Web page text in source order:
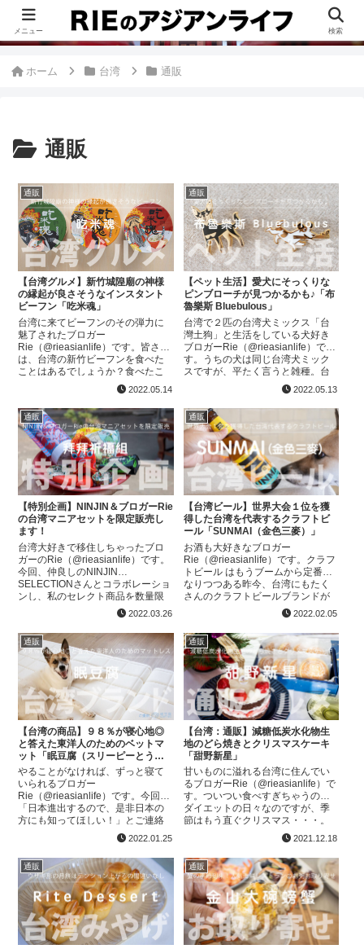
このブログは、台湾が好きすぎて移住したRieがグルメ、観光、生活・ビジネ
ス情報、アジア旅経験などをまとめた台湾ブログです。
ホーム 台湾 通販
通販
通販
【台湾グルメ】新竹城隍廟の神様
の縁起が良さそうなインスタント
ビーフン「吃米魂」
台湾に来てビーフンのその弾力に
魅了されたブロガー
Rie（@rieasianlife）です。皆さん
は、台湾の新竹ビーフンを食べた
ことはあるでしょうか？食べたこ
とない方、日本のビーフンしか食
べたことない方、ぜひ食べてくだ
さい！！！！冗談抜きで、...
2022.05.14
通販
【ペット生活】愛犬にそっくりな
ピンブローチが見つかるかも♪「布
魯樂斯 Bluebulous」
台湾で２匹の台湾犬ミックス「台
灣土狗」と生活をしている犬好き
ブロガーRie（@rieasianlife）で
す。うちの犬は同じ台湾犬ミック
スですが、平たく言うと雑種。台
湾犬の特徴をより濃く受け継いで
いるのではないかと思っているハ
ルちゃんに、多...
2022.05.13
通販
【特別企画】NINJIN＆ブロガーRie
の台湾マニアセットを限定販売し
ます！
台湾大好きで移住しちゃったブロ
ガーのRie（@rieasianlife）です。
今回、仲良しのNINJIN
SELECTIONさんとコラボレーショ
ンし、私のセレクト商品を数量限
定で販売することになりました！
さすがRieさん、選んだ商品がニッ
チ...
2022.03.26
通販
【台湾ビール】世界大会１位を獲
得した台湾を代表するクラフトビ
ール「SUNMAI（金色三麥）」
お酒も大好きなブロガー
Rie（@rieasianlife）です。クラフ
トビール はもうブームから定番に
なりつつある昨今、台湾にもたく
さんのクラフトビールブランドが
あるのをご存知でしょうか？今回
は、台湾のクラフトビールブラン
ドの中でも人気が高...
2022.02.05
通販
【台湾の商品】９８％が寝心地◎
と答えた東洋人のためのベットマ
ット「眠豆腐（スリーピーとう
ふ）」
やることがなければ、ずっと寝て
いられるブロガー
Rie（@rieasianlife）です。今回は
「日本進出するので、是非日本の
方にも知ってほしい！」とご連絡
いただき、体験させてもらった
Made in TAIWAN ブランドのご紹
介！台湾人Yo...
2022.01.25
通販
【台湾：通販】減糖低炭水化物生
地のどら焼きとクリスマスケーキ
「甜野新星」
甘いものに溢れる台湾に住んでい
るブロガーRie（@rieasianlife）で
す。ついつい食べすぎちゃうので
ダイエットの日々なのですが、季
節はもう直ぐクリスマス・・・。
クリスマスって美味しいものでさ
らに溢れる時期じゃないですか！
そんな悩まし...
2021.12.18
通販 通販
メニュー 検索